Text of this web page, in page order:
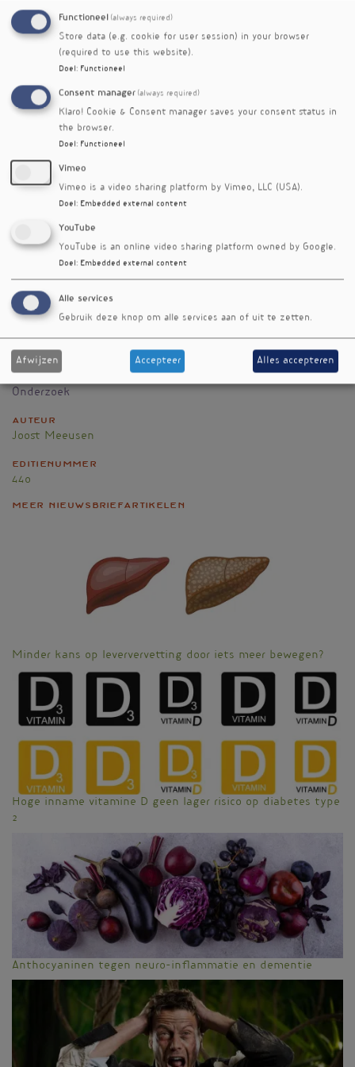
spectrum van gedragingen. Impulsiviteit is de
neiging tot snelle, ongeplande reacties op
inwendige of uitwendige prikkels, zonder dat
eventuele negatieve gevolgen in acht genomen
persoonlijkheden het moeilijk hebben om iets
dat onmiddellijke voldoening geeft, uit te
stellen. Blootstelling aan reclame maakt dit
allemaal nog erger. Interventies gebaseerd op
mindfulness zouden impulsieve
persoonlijkheden hierbij kunnen helpen.
Gómez-Martínez C, Babio N, Júlvez J et al. Impulsivity is
longitudinally associated with healthy and unhealthy
dietary patterns in individuals with overweight or obesity
and metabolic syndrome within the framework of the
PREDIMED-Plus trial. Int J Behav Nutr Phys Act. 2022;
19(1):101 doi:10.1186/s12966-022-01335-8
Nieuwsbriefartikel
Rubriek
Onderzoek
Auteur
Joost Meeusen
Editienummer
440
Meer nieuwsbriefartikelen
Minder kans op leververvetting door iets meer bewegen?
Hoge inname vitamine D geen lager risico op diabetes type
2
Anthocyaninen tegen neuro-inflammatie en dementie
Functioneel (always required)
Store data (e.g. cookie for user session) in your browser
(required to use this website).
Doel : Functioneel
Consent manager (always required)
Klaro! Cookie & Consent manager saves your consent status in
the browser.
Doel : Functioneel
Vimeo
Vimeo is a video sharing platform by Vimeo, LLC (USA).
Doel : Embedded external content
YouTube
YouTube is an online video sharing platform owned by Google.
Doel : Embedded external content
Alle services
Gebruik deze knop om alle services aan of uit te zetten.
Afwijzen Accepteer Alles accepteren